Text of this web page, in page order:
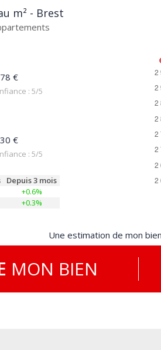
m² - Brest
€
: 5/5
€
: 5/5
Depuis 3 mois
+0.6%
+0.3%
Une estimation de mon
MON BIEN